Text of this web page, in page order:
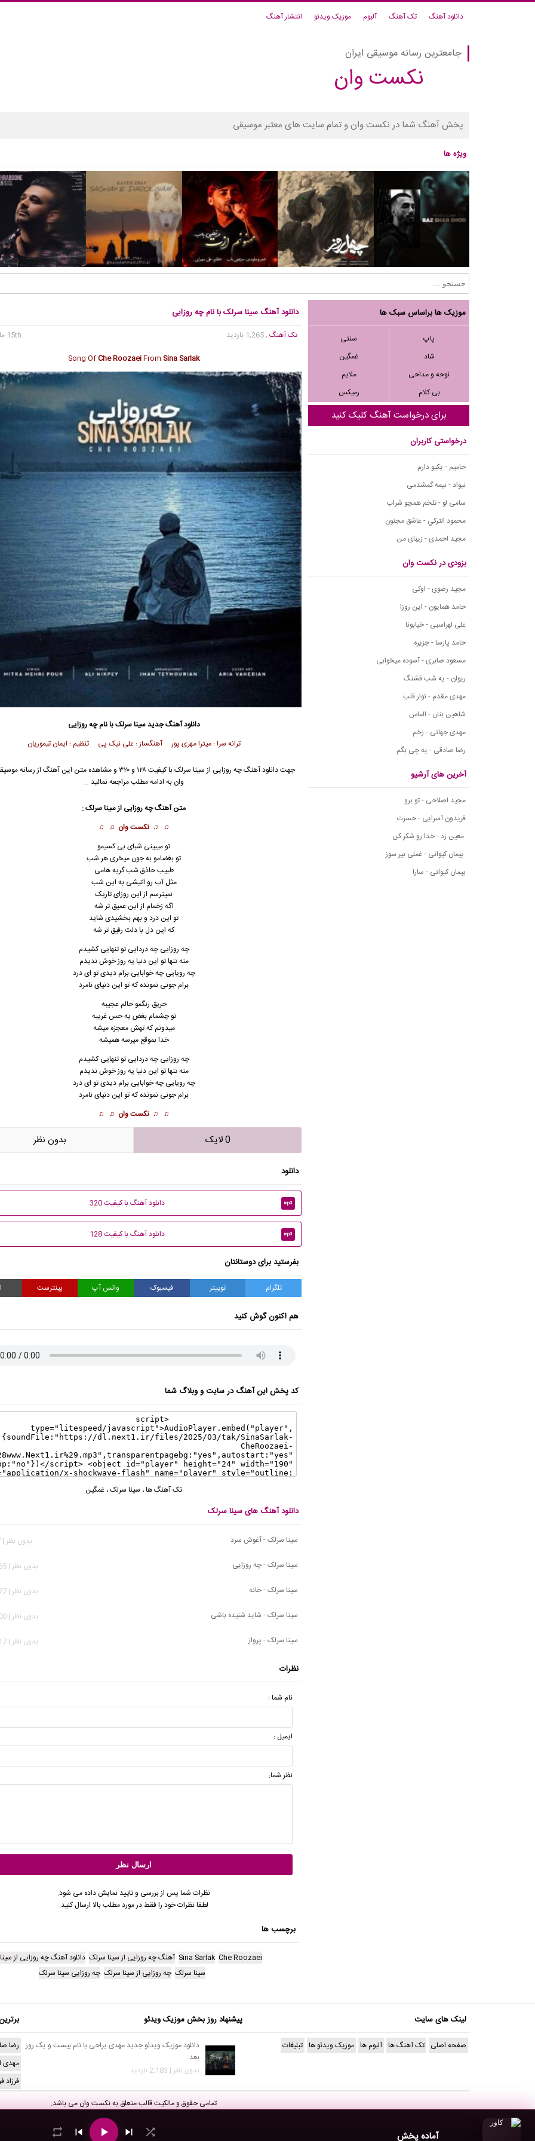
دانلود آهنگ تک آهنگ آلبوم موزیک ویدئو انتشار آهنگ
جامعترین رسانه موسیقی ایران
نکست وان
پخش آهنگ شما در نکست وان و تمام سایت های معتبر موسیقی
ویژه ها
موزیک ها براساس سبک ها
پاپ
سنتی
شاد
غمگین
نوحه و مداحی
ملایم
بی کلام
رمیکس
برای درخواست آهنگ کلیک کنید
درخواستی کاربران
حامیم - یکیو دارم
نیواد - نیمه گمشدمی
سامی لو - تلخم همچو شراب
محمود التركي - عاشق مجنون
مجید احمدی - زیبای من
بزودی در نکست وان
مجید رضوی - اوکی
حامد همایون - این روزا
علی لهراسبی - خیابونا
حامد پارسا - جزیره
مسعود صابری - آسوده میخوابی
ریوان - یه شب قشنگ
مهدی مقدم - نوار قلب
شاهین بنان - الماس
مهدی جهانی - زخم
رضا صادقی - یه چی بگم
آخرین های آرشیو
مجید اصلاحی - تو برو
فریدون آسرایی - حسرت
معین زد - خدا رو شکر کن
پیمان کیوانی - غملی بیر سوز
پیمان کیوانی - سارا
دانلود آهنگ سینا سرلک با نام چه روزایی
تک آهنگ, 1,265 بازدید
15th مارس 2025
Song OfChe RoozaeiFrom Sina Sarlak
دانلود آهنگ جدیدسینا سرلکبا نام چه روزایی
ترانه سرا : میترا مهری پور آهنگساز : علی نیک پی تنظیم : ایمان تیموریان
جهت دانلود آهنگ چه روزایی از سینا سرلک
با کیفیت ۱۲۸ و ۳۲۰ و مشاهده متن این آهنگ از
وان به ادامه مطلب مراجعه نمائید …
متن آهنگ چه روزایی ازسینا سرلک:
♫ ♫ نکست وان ♫ ♫
ﺗﻮ ﻣﻴﺒﻴﻨﻰ ﺷﺒﺎی ﺑﻰ ﻛﺴﻴﻤﻮ
ﺗﻮ ﺑﻐﻀﺎﻣﻮ ﺑﻪ ﺟﻮن ﻣﻴﺨﺮی ﻫﺮ ﺷﺐ
ﻃﺒﻴﺐ ﺣﺎذق ﺷﺐ ﮔﺮﻳﻪ ﻫﺎﻣﻰ
ﻣﺜﻞ آب رو آﺗﻴﺸﻰ ﺑﻪ اﻳﻦ ﺷﺐ
ﻧﻤﻴﺘﺮﺳﻢ از اﻳﻦ روزای ﺗﺎرﻳﮏ
اﮔﻪ زﺧﻤﺎم از اﻳﻦ ﻋﻤﻴﻖ ﺗﺮ ﺷﻪ
ﺗﻮ اﻳﻦ درد و ﺑﻬﻢ ﺑﺨﺸﻴﺪی ﺷﺎﻳﺪ
ﻛﻪ اﻳﻦ دل ﺑﺎ دﻟﺖ رﻓﻴﻖ ﺗﺮ ﺷﻪ
ﭼﻪ روزاﻳﻰ ﭼﻪ درداﻳﻰ ﺗﻮ ﺗﻨﻬﺎﻳﻰ ﻛﺸﻴﺪم
ﻣﻨﻪ ﺗﻨﻬﺎ ﺗﻮ اﻳﻦ دﻧﻴﺎ ﻳﻪ روز ﺧﻮش ﻧﺪﻳﺪم
ﭼﻪ روﻳﺎﻳﻰ ﭼﻪ ﺧﻮاﺑﺎﻳﻰ ﺑﺮام دﻳﺪی ﺗﻮ ای درد
ﺑﺮام ﺟﻮﻧﻰ ﻧﻤﻮﻧﺪه ﻛﻪ ﺗﻮ اﻳﻦ دﻧﻴﺎی ﻧﺎﻣﺮد
ﺣﺮﻳﻖ رﻧﮕﻤﻮ ﺣﺎﻟﻢ ﻋﺠﻴﺒﻪ
ﺗﻮ ﭼﺸﻤﺎم ﺑﻐﺾ ﻳﻪ ﺣﺲ ﻏﺮﻳﺒﻪ
ﻣﻴﺪوﻧﻢ ﻛﻪ ﺗﻬﺶ ﻣﻌﺠﺰه ﻣﻴﺸﻪ
ﺧﺪا ﺑﻤﻮﻗﻊ ﻣﻴﺮﺳﻪ ﻫﻤﻴﺸﻪ
ﭼﻪ روزاﻳﻰ ﭼﻪ درداﻳﻰ ﺗﻮ ﺗﻨﻬﺎﻳﻰ ﻛﺸﻴﺪم
ﻣﻨﻪ ﺗﻨﻬﺎ ﺗﻮ اﻳﻦ دﻧﻴﺎ ﻳﻪ روز ﺧﻮش ﻧﺪﻳﺪم
ﭼﻪ روﻳﺎﻳﻰ ﭼﻪ ﺧﻮاﺑﺎﻳﻰ ﺑﺮام دﻳﺪی ﺗﻮ ای درد
ﺑﺮام ﺟﻮﻧﻰ ﻧﻤﻮﻧﺪه ﻛﻪ ﺗﻮ اﻳﻦ دﻧﻴﺎی ﻧﺎﻣﺮد
♫ ♫ نکست وان ♫ ♫
0 لایک بدون نظر
دانلود
mp3 دانلود آهنگ با کیفیت 320
mp3 دانلود آهنگ با کیفیت 128
بفرستید برای دوستانتان
تلگرام توییتر فیسبوک واتس آپ پینترست
هم اکنون گوش کنید
کد پخش این آهنگ در سایت و وبلاگ شما
تک آهنگ ها، سینا سرلک، غمگین
دانلود آهنگ های سینا سرلک
سینا سرلک - آغوش سرد
بدون نظر | 597 بازدید
سینا سرلک - چه روزایی
بدون نظر | 1,265 بازدید
سینا سرلک - خانه
بدون نظر | 1,177 بازدید
سینا سرلک - شاید شنیده باشی
بدون نظر | 2,200 بازدید
سینا سرلک - پرواز
بدون نظر | 1,717 بازدید
نظرات
نام شما :
ایمیل :
نظر شما:
نظرات شما پس از بررسی و تایید نمایش داده می شود.
لطفا نظرات خود را فقط در مورد مطلب بالا ارسال کنید.
برچسب ها
Che Roozaei
Sina Sarlak آهنگ چه روزایی از سینا سرلک دانلود آهنگ چه روزایی از
سینا سرلک چه روزایی از سینا سرلک چه روزایی سینا سرلک
آماده پخش
لینک های سایت
صفحه اصلی تک آهنگ ها آلبوم ها موزیک ویدئو ها تبلیغات
پیشنهاد روز بخش موزیک ویدئو
دانلود موزیک ویدئو جدید مهدی یراحی با نام بیست و یک روز
بعد
بدون نظر | 2,183 بازدید
رضا
مهدی
فرزاد
تمامی حقوق و مالکیت قالب متعلق بهنکست وانمی باشد.